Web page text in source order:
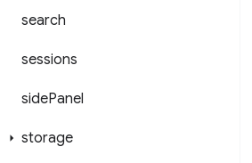
search
sessions
sidePanel
storage